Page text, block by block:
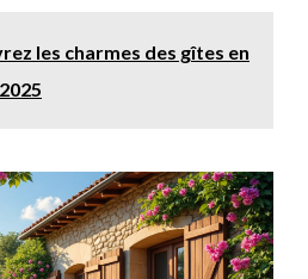
les charmes des gîtes en